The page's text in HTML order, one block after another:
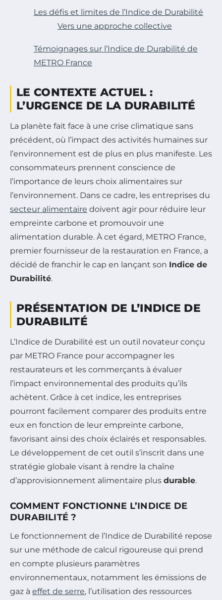
Les défis et limites de l’Indice de Durabilité
Vers une approche collective
Témoignages sur l’Indice de Durabilité de
METRO France
LE CONTEXTE ACTUEL :
L’URGENCE DE LA DURABILITÉ
La planète fait face à une crise climatique sans
précédent, où l’impact des activités humaines sur
l’environnement est de plus en plus manifeste. Les
consommateurs prennent conscience de
l’importance de leurs choix alimentaires sur
l’environnement. Dans ce cadre, les entreprises du
secteur alimentaire doivent agir pour réduire leur
empreinte carbone et promouvoir une
alimentation durable. À cet égard, METRO France,
premier fournisseur de la restauration en France, a
décidé de franchir le cap en lançant son Indice de
Durabilité.
PRÉSENTATION DE L’INDICE DE
DURABILITÉ
L’Indice de Durabilité est un outil novateur conçu
par METRO France pour accompagner les
restaurateurs et les commerçants à évaluer
l’impact environnemental des produits qu’ils
achètent. Grâce à cet indice, les entreprises
pourront facilement comparer des produits entre
eux en fonction de leur empreinte carbone,
favorisant ainsi des choix éclairés et responsables.
Le développement de cet outil s’inscrit dans une
stratégie globale visant à rendre la chaîne
d’approvisionnement alimentaire plus durable.
COMMENT FONCTIONNE L’INDICE DE
DURABILITÉ ?
Le fonctionnement de l’Indice de Durabilité repose
sur une méthode de calcul rigoureuse qui prend
en compte plusieurs paramètres
environnementaux, notamment les émissions de
gaz à effet de serre, l’utilisation des ressources